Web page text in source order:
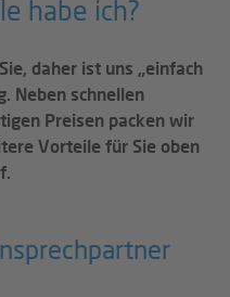
habe ich?
daher ist uns „einfach
Neben schnellen
Preisen packen wir
Vorteile für Sie oben